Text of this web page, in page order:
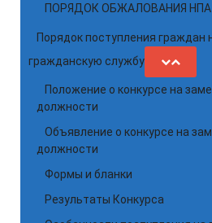
ПОРЯДОК ОБЖАЛОВАНИЯ НПА
Порядок поступления граждан
гражданскую службу
Положение о конкурсе на
должности
Объявление о конкурсе на
должности
Формы и бланки
Результаты Конкурса